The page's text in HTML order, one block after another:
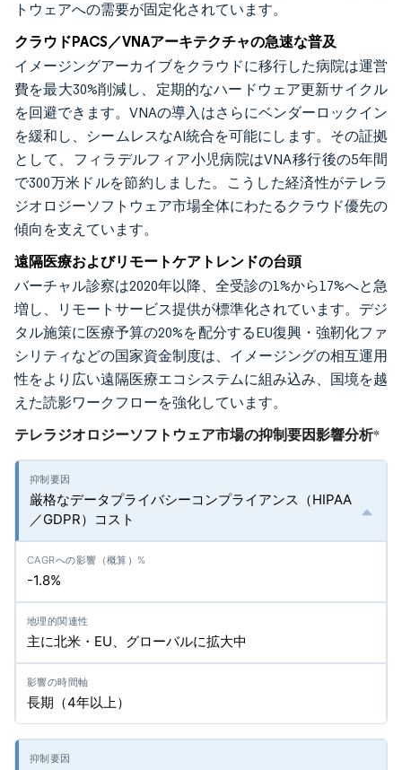
トウェアへの需要が固定化されています。
クラウドPACS／VNAアーキテクチャの急速な普及
イメージングアーカイブをクラウドに移行した病院は運営
費を最大30%削減し、定期的なハードウェア更新サイクル
を回避できます。VNAの導入はさらにベンダーロックイン
を緩和し、シームレスなAI統合を可能にします。その証拠
として、フィラデルフィア小児病院はVNA移行後の5年間
で300万米ドルを節約しました。こうした経済性がテレラ
ジオロジーソフトウェア市場全体にわたるクラウド優先の
傾向を支えています。
遠隔医療およびリモートケアトレンドの台頭
バーチャル診察は2020年以降、全受診の1%から17%へと急
増し、リモートサービス提供が標準化されています。デジ
タル施策に医療予算の20%を配分するEU復興・強靭化ファ
シリティなどの国家資金制度は、イメージングの相互運用
性をより広い遠隔医療エコシステムに組み込み、国境を越
えた読影ワークフローを強化しています。
テレラジオロジーソフトウェア市場の抑制要因影響分析*
厳格なデータプライバシーコンプライアンス（HIPAA
／GDPR）コスト
-1.8%
主に北米・EU、グローバルに拡大中
長期（4年以上）